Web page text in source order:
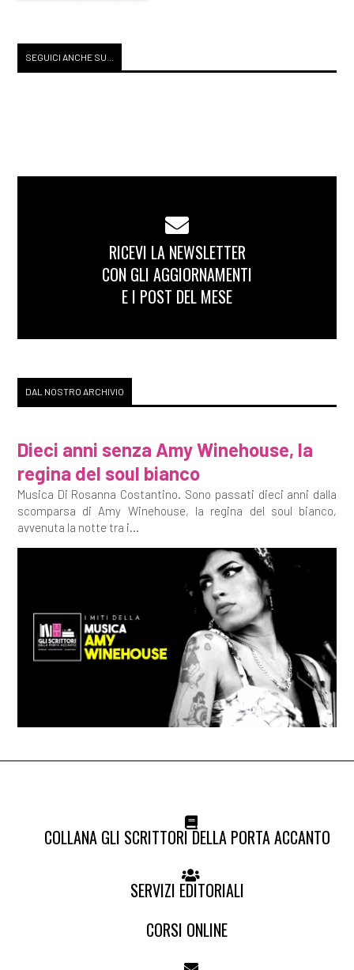
SEGUICI ANCHE SU...
RICEVI LA NEWSLETTER
CON GLI AGGIORNAMENTI
E I POST DEL MESE
DAL NOSTRO ARCHIVIO
Dieci anni senza Amy Winehouse, la
regina del soul bianco
Musica Di Rosanna Costantino. Sono passati dieci anni dalla
scomparsa di Amy Winehouse, la regina del soul bianco,
avvenuta la notte tra i...
COLLANA GLI SCRITTORI DELLA PORTA ACCANTO
SERVIZI EDITORIALI
CORSI ONLINE